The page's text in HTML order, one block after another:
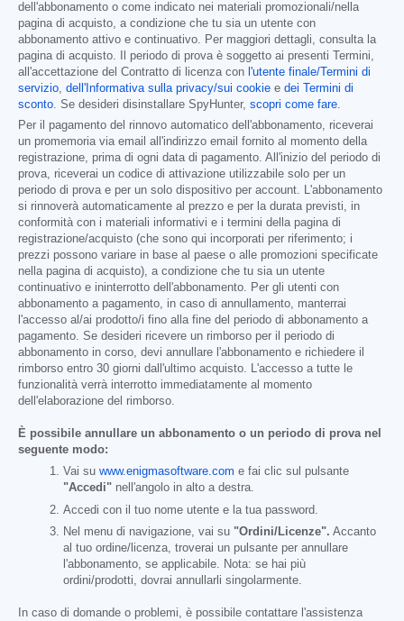
dell'abbonamento o come indicato nei materiali promozionali/nella
pagina di acquisto, a condizione che tu sia un utente con
abbonamento attivo e continuativo. Per maggiori dettagli, consulta la
pagina di acquisto. Il periodo di prova è soggetto ai presenti Termini,
all'accettazione del Contratto di licenza con l'utente finale/Termini di
servizio, dell'Informativa sulla privacy/sui cookie e dei Termini di
sconto. Se desideri disinstallare SpyHunter, scopri come fare.
Per il pagamento del rinnovo automatico dell'abbonamento, riceverai
un promemoria via email all'indirizzo email fornito al momento della
registrazione, prima di ogni data di pagamento. All'inizio del periodo di
prova, riceverai un codice di attivazione utilizzabile solo per un
periodo di prova e per un solo dispositivo per account. L'abbonamento
si rinnoverà automaticamente al prezzo e per la durata previsti, in
conformità con i materiali informativi e i termini della pagina di
registrazione/acquisto (che sono qui incorporati per riferimento; i
prezzi possono variare in base al paese o alle promozioni specificate
nella pagina di acquisto), a condizione che tu sia un utente
continuativo e ininterrotto dell'abbonamento. Per gli utenti con
abbonamento a pagamento, in caso di annullamento, manterrai
l'accesso al/ai prodotto/i fino alla fine del periodo di abbonamento a
pagamento. Se desideri ricevere un rimborso per il periodo di
abbonamento in corso, devi annullare l'abbonamento e richiedere il
rimborso entro 30 giorni dall'ultimo acquisto. L'accesso a tutte le
funzionalità verrà interrotto immediatamente al momento
dell'elaborazione del rimborso.
È possibile annullare un abbonamento o un periodo di prova nel
seguente modo:
Vai su www.enigmasoftware.com e fai clic sul pulsante
"Accedi" nell'angolo in alto a destra.
Accedi con il tuo nome utente e la tua password.
Nel menu di navigazione, vai su "Ordini/Licenze". Accanto
al tuo ordine/licenza, troverai un pulsante per annullare
l'abbonamento, se applicabile. Nota: se hai più
ordini/prodotti, dovrai annullarli singolarmente.
In caso di domande o problemi, è possibile contattare l'assistenza